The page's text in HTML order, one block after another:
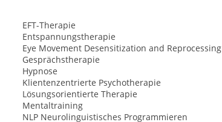
EFT-Therapie
Entspannungstherapie
Eye Movement Desensitization and Reprocessing
Gesprächstherapie
Hypnose
Klientenzentrierte Psychotherapie
Lösungsorientierte Therapie
Mentaltraining
NLP Neurolinguistisches Programmieren